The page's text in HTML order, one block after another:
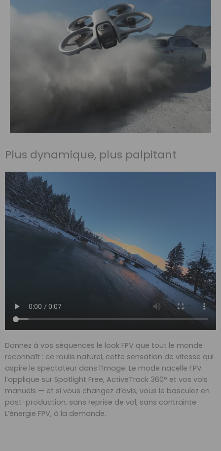
Plus dynamique, plus palpitant
Donnez à vos séquences le look FPV que tout le monde
reconnaît : ce roulis naturel, cette sensation de vitesse qui
aspire le spectateur dans l’image. Le mode nacelle FPV
l’applique sur Spotlight Free, ActiveTrack 360° et vos vols
manuels — et si vous changez d’avis, vous le basculez en
post-production, sans reprise de vol, sans contrainte.
L’énergie FPV, à la demande.